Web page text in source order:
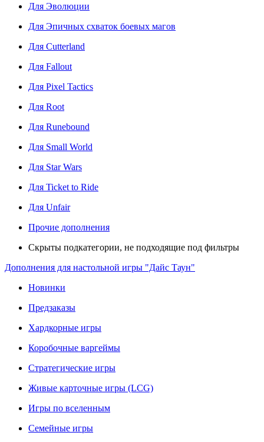
Для Эволюции
Для Эпичных схваток боевых магов
Для Cutterland
Для Fallout
Для Pixel Tactics
Для Root
Для Runebound
Для Small World
Для Star Wars
Для Ticket to Ride
Для Unfair
Прочие дополнения
Скрыты подкатегории, не подходящие под фильтры
Дополнения для настольной игры "Дайс Таун"
Новинки
Предзаказы
Хардкорные игры
Коробочные варгеймы
Стратегические игры
Живые карточные игры (LCG)
Игры по вселенным
Семейные игры